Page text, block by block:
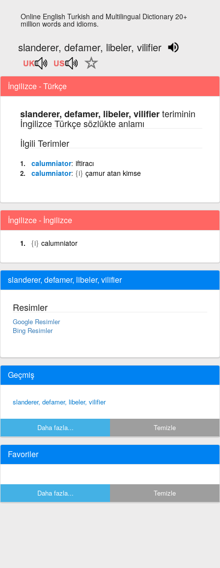
Online English Turkish and Multilingual Dictionary 20+
million words and idioms.
slanderer, defamer, libeler, vilifier
İngilizce - Türkçe
slanderer, defamer, libeler, vilifierteriminin
İngilizce Türkçe sözlükte anlamı
İlgili Terimler
calumniator iftiracı
calumniator {i} çamur atan kimse
İngilizce - İngilizce
{i} calumniator
slanderer, defamer, libeler, vilifier
Resimler
Google Resimler
Bing Resimler
Geçmiş
slanderer, defamer, libeler, vilifier
Daha fazla... Temizle
Favoriler
Daha fazla... Temizle